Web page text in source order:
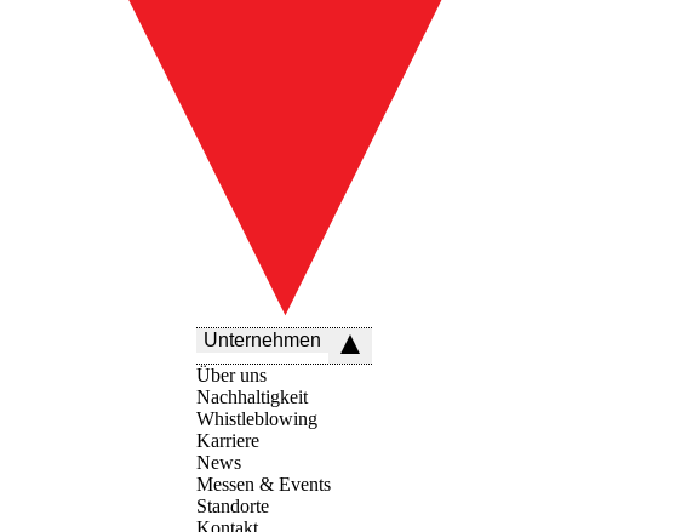
Unternehmen
Über uns
Nachhaltigkeit
Whistleblowing
Karriere
News
Messen & Events
Standorte
Kontakt